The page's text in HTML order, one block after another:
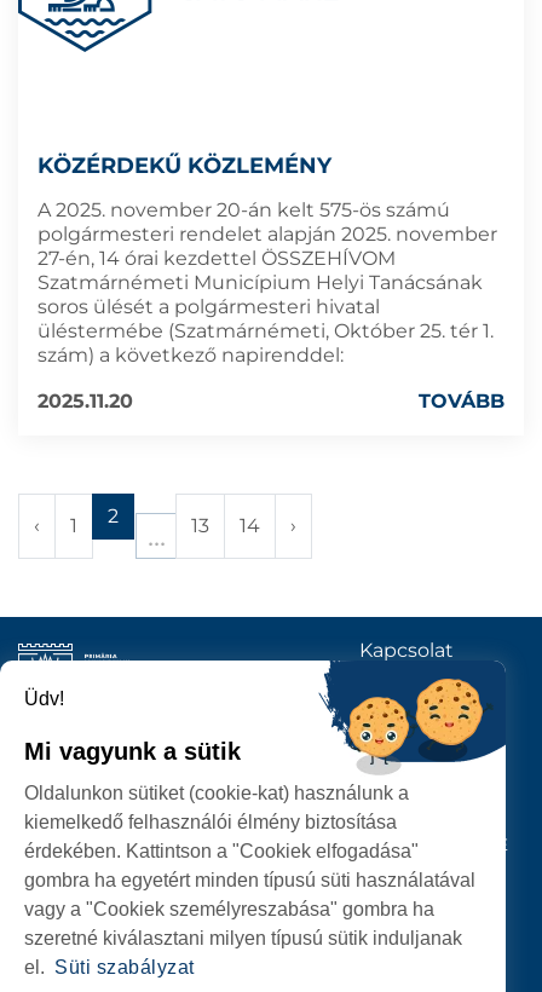
KÖZÉRDEKŰ KÖZLEMÉNY
A 2025. november 20-án kelt 575-ös számú
polgármesteri rendelet alapján 2025. november
27-én, 14 órai kezdettel ÖSSZEHÍVOM
Szatmárnémeti Municípium Helyi Tanácsának
soros ülését a polgármesteri hivatal
üléstermébe (Szatmárnémeti, Október 25. tér 1.
szám) a következő napirenddel:
2025.11.20
TOVÁBB
‹ 1 2 13 14 ›
SZEMÉLYES ADATOK VÉDELME
SZATMÁRNÉMETI
POLGÁRMESTERI HIVATAL
P-ȚA 25 OCTOMBRIE, NR. 1 CORP M, 440026 SATU MARE
Kapcsolat
KÖVESSENEK
Üdv!
Mi vagyunk a sütik
Oldalunkon sütiket (cookie-kat) használunk a
kiemelkedő felhasználói élmény biztosítása
érdekében. Kattintson a "Cookiek elfogadása"
gombra ha egyetért minden típusú süti használatával
vagy a "Cookiek személyreszabása" gombra ha
szeretné kiválasztani milyen típusú sütik induljanak
el. Süti szabályzat